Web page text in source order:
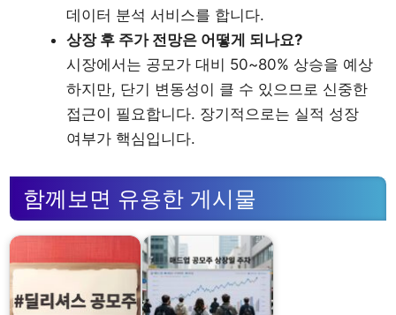
데이터 분석 서비스를 합니다.
상장 후 주가 전망은 어떻게 되나요?
시장에서는 공모가 대비 50~80% 상승을 예상
하지만, 단기 변동성이 클 수 있으므로 신중한
접근이 필요합니다. 장기적으로는 실적 성장
여부가 핵심입니다.
함께보면 유용한 게시물